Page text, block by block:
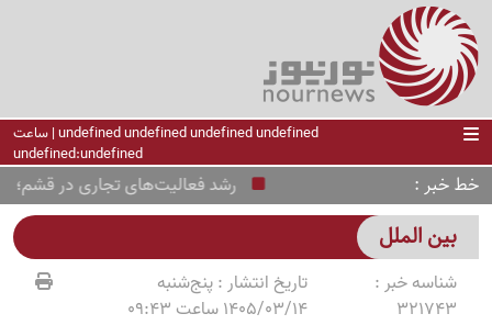
undefined undefined undefined undefined | ساعت
undefined:undefined
خط خبر رشد فعالیت‌های تجاری در قشم؛ بندر کاوه 22 هزار تن کالا
بین الملل
شناسه خبر :
321743
تاریخ انتشار :پنج‌شنبه
1405/03/14 ساعت 09:43